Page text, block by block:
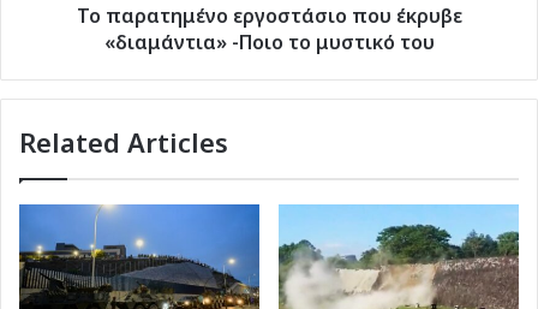
Το παρατημένο εργοστάσιο που έκρυβε
«διαμάντια» -Ποιο το μυστικό του
Related Articles